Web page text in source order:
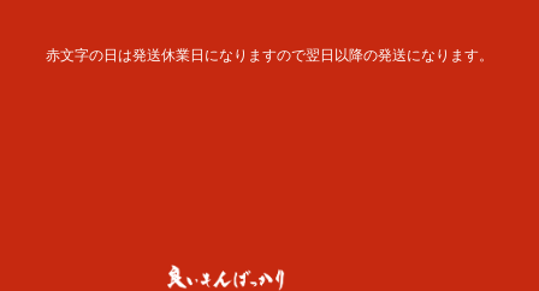
赤文字の日は発送休業日になりますので翌日以降の発送になります。